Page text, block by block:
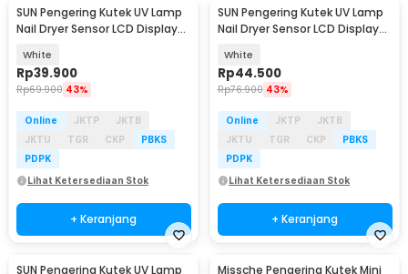
SUN Pengering Kutek UV Lamp
Nail Dryer Sensor LCD Display
White
Rp39.900
Rp69.900 43%
Online JKTP
JKTB
JKTU
TGR CKP
PBKS
PDPK
Lihat Ketersediaan Stok
+ Keranjang
SUN Pengering Kutek UV Lamp
Nail Dryer Sensor LCD Display
White
Rp44.500
Rp76.900 43%
Online JKTP
JKTB
JKTU
TGR CKP
PBKS
PDPK
Lihat Ketersediaan Stok
+ Keranjang
SUN Pengering Kutek UV Lamp
Missche Pengering Kutek Mini